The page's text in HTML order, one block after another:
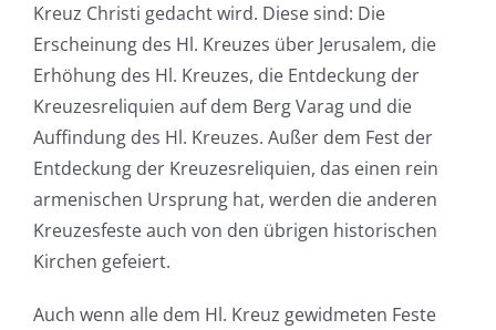
Kreuz Christi gedacht wird. Diese sind: Die
Erscheinung des Hl. Kreuzes über Jerusalem, die
Erhöhung des Hl. Kreuzes, die Entdeckung der
Kreuzesreliquien auf dem Berg Varag und die
Auffindung des Hl. Kreuzes. Außer dem Fest der
Entdeckung der Kreuzesreliquien, das einen rein
armenischen Ursprung hat, werden die anderen
Kreuzesfeste auch von den übrigen historischen
Kirchen gefeiert.
Auch wenn alle dem Hl. Kreuz gewidmeten Feste